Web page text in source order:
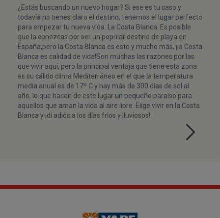
¿Estás buscando un nuevo hogar? Si ese es tu caso y
todavía no tienes claro el destino, tenemos el lugar perfecto
para empezar tu nueva vida: La Costa Blanca. Es posible
que la conozcas por ser un popular destino de playa en
España,pero la Costa Blanca es esto y mucho más, ¡la Costa
Blanca es calidad de vida!Son muchas las razones por las
que vivir aquí, pero la principal ventaja que tiene esta zona
es su cálido clima Mediterráneo en el que la temperatura
media anual es de 17º C y hay más de 300 días de sol al
año, lo que hacen de este lugar un pequeño paraíso para
aquellos que aman la vida al aire libre. Elige vivir en la Costa
Blanca y ¡di adiós a los días fríos y lluviosos!